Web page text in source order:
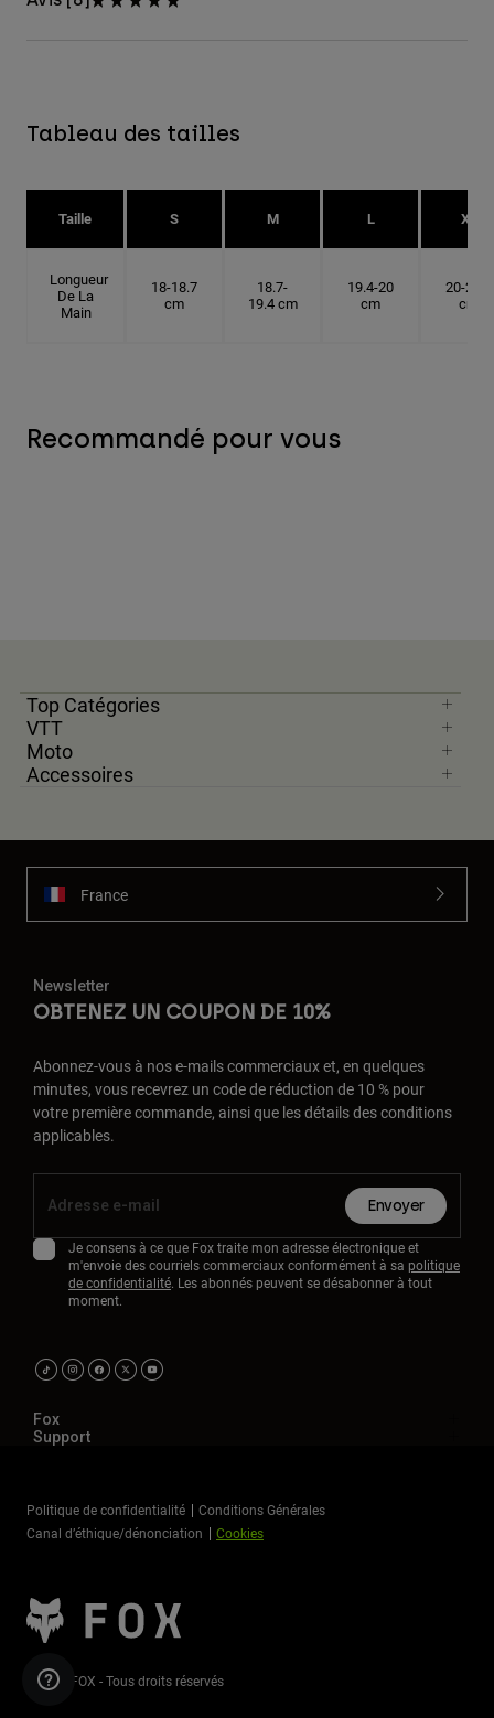
Tableau des tailles
Taille S M L XL
Longueur
De La
Main
18-18.7
cm
18.7-
19.4 cm
19.4-20
cm
20-20.6
cm
Recommandé pour vous
Top Catégories
VTT
Moto
Accessoires
France
Newsletter
OBTENEZ UN COUPON DE 10%
Abonnez-vous à nos e-mails commerciaux et, en quelques
minutes, vous recevrez un code de réduction de 10 % pour
votre première commande, ainsi que les détails des conditions
applicables.
Envoyer
Je consens à ce que Fox traite mon adresse électronique et
m'envoie des courriels commerciaux conformément à sa politique
de confidentialité. Les abonnés peuvent se désabonner à tout
moment.
Fox
Support
Politique de confidentialité
Conditions Générales
Canal d’éthique/dénonciation
Cookies
©2026 FOX - Tous droits réservés